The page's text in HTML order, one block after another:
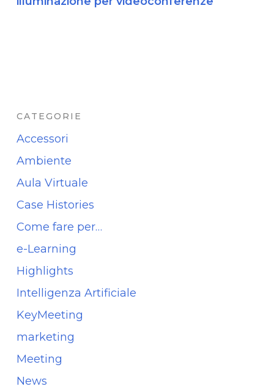
CATEGORIE
Accessori
Ambiente
Aula Virtuale
Case Histories
Come fare per…
e-Learning
Highlights
Intelligenza Artificiale
KeyMeeting
marketing
Meeting
News